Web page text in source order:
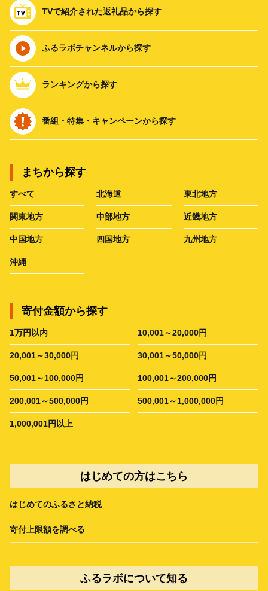
TVで紹介された返礼品から探す
ふるラボチャンネルから探す
ランキングから探す
番組・特集・キャンペーンから探す
まちから探す
すべて 北海道 東北地方
関東地方 中部地方 近畿地方
中国地方 四国地方 九州地方
沖縄
寄付金額から探す
1万円以内 10,001～20,000円
20,001～30,000円 30,001～50,000円
50,001～100,000円 100,001～200,000円
200,001～500,000円 500,001～1,000,000円
1,000,001円以上
はじめての方はこちら
はじめてのふるさと納税
寄付上限額を調べる
ふるラボについて知る